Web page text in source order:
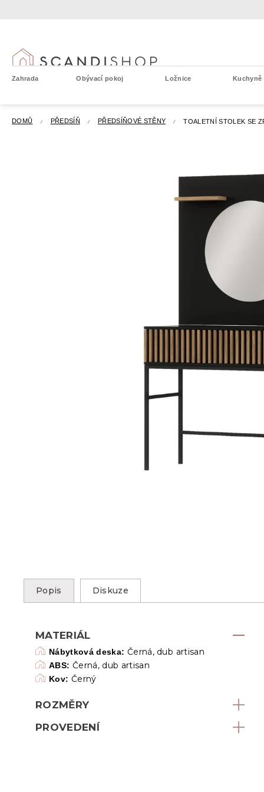
Zahrada Obývací pokoj Ložnice Kuchyně
DOMŮ PŘEDSÍŇ PŘEDSÍŇOVÉ STĚNY TOALETNÍ STOLEK SE
Popis Diskuze
MATERIÁL
Nábytková deska: Černá, dub artisan
ABS: Černá, dub artisan
Kov: Černý
ROZMĚRY
PROVEDENÍ